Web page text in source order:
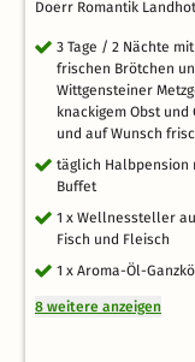
Doerr Romantik
3 Tage / 2 Nächte
frischen Brötchen
Wittgensteiner
knackigem Obst
und auf Wunsch
täglich Halbpension
Buffet
1 x Wellnessteller
Fisch und Fleisch
1 x Aroma-Öl-
8 weitere anzeigen